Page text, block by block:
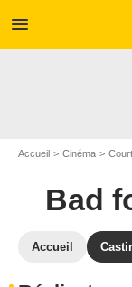
menu
Accueil Cinéma
Bad
Accueil